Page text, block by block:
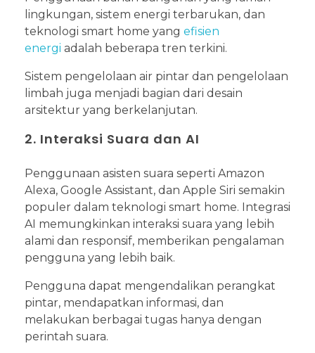
lingkungan, sistem energi terbarukan, dan
teknologi smart home yang efisien
energi adalah beberapa tren terkini.
Sistem pengelolaan air pintar dan pengelolaan
limbah juga menjadi bagian dari desain
arsitektur yang berkelanjutan.
2. Interaksi Suara dan AI
Penggunaan asisten suara seperti Amazon
Alexa, Google Assistant, dan Apple Siri semakin
populer dalam teknologi smart home. Integrasi
AI memungkinkan interaksi suara yang lebih
alami dan responsif, memberikan pengalaman
pengguna yang lebih baik.
Pengguna dapat mengendalikan perangkat
pintar, mendapatkan informasi, dan
melakukan berbagai tugas hanya dengan
perintah suara.